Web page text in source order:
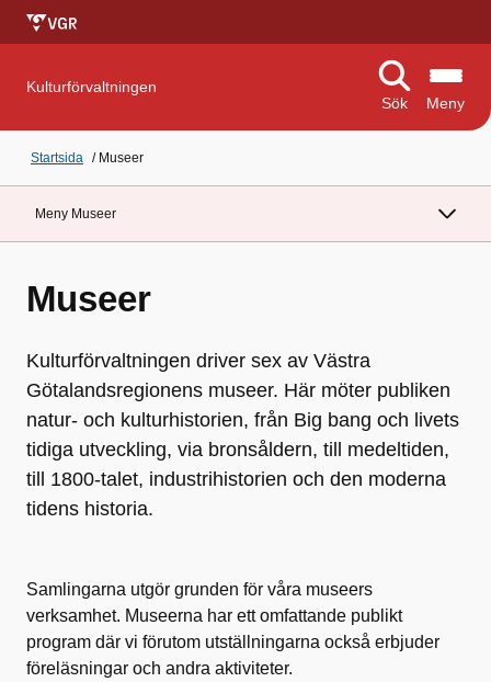
Kulturförvaltningen
Sök
Meny
Startsida / Museer
Meny Museer
Museer
Kulturförvaltningen driver sex av Västra
Götalandsregionens museer. Här möter publiken
natur- och kulturhistorien, från Big bang och livets
tidiga utveckling, via bronsåldern, till medeltiden,
till 1800-talet, industrihistorien och den moderna
tidens historia.
Samlingarna utgör grunden för våra museers
verksamhet. Museerna har ett omfattande publikt
program där vi förutom utställningarna också erbjuder
föreläsningar och andra aktiviteter.